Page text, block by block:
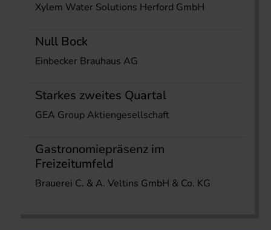
Xylem Water Solutions Herford GmbH
Null Bock
Einbecker Brauhaus AG
Starkes zweites Quartal
GEA Group Aktiengesellschaft
Gastronomiepräsenz im
Freizeitumfeld
Brauerei C. & A. Veltins GmbH & Co. KG